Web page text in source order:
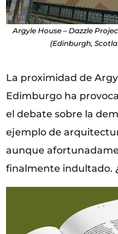
Argyle House – Dazzle
(Edinburgh,
La proximidad de
Edimburgo ha
el debate sobre la
ejemplo de
aunque
finalmente indultado.